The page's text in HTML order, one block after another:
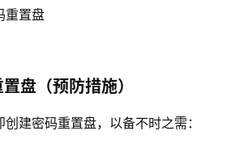
重置盘
盘（预防措施）
建密码重置盘，以备不时之需：